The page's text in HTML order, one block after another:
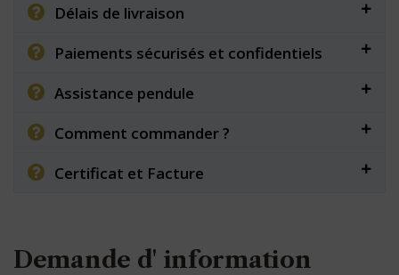
Délais de livraison
Paiements sécurisés et confidentiels
Assistance pendule
Comment commander ?
Certificat et Facture
Demande d' information